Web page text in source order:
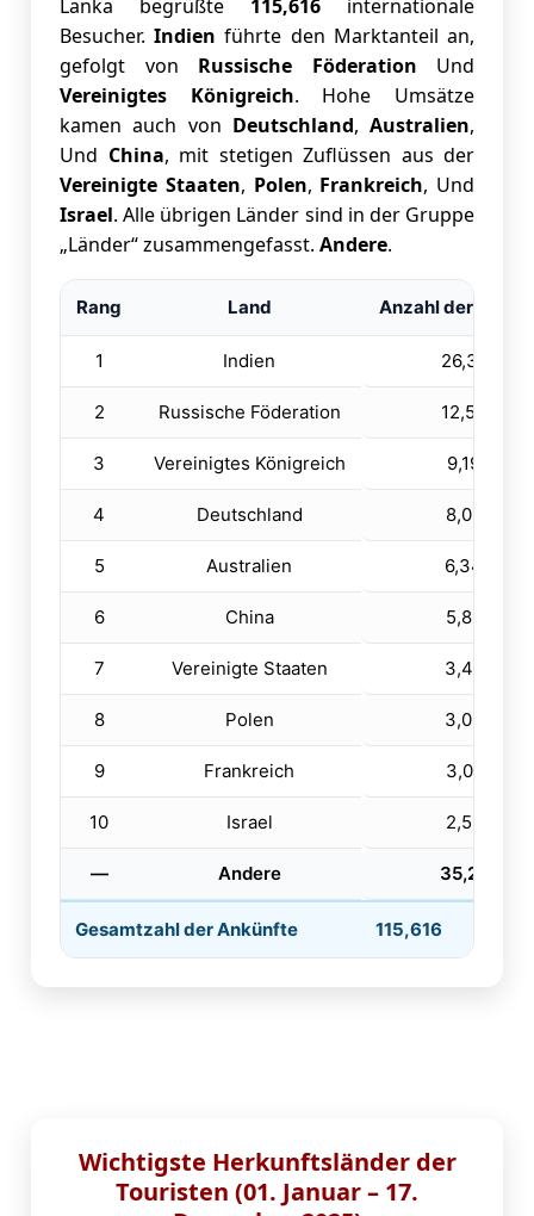
Lanka begrüßte 115,616 internationale
Besucher.Indien führte den Marktanteil an,
gefolgt von Russische Föderation Und
Vereinigtes Königreich. Hohe Umsätze
kamen auch von Deutschland, Australien,
Und China, mit stetigen Zuflüssen aus der
Vereinigte Staaten, Polen, Frankreich, Und
Israel. Alle übrigen Länder sind in der Gruppe
„Länder“ zusammengefasst. Andere.
Rang Land Anzahl der
1 Indien 26,301
2 Russische Föderation 12,506
3 Vereinigtes Königreich 9,197
4 Deutschland 8,096
5 Australien 6,345
6 China 5,882
7 Vereinigte Staaten 3,405
8 Polen 3,067
9 Frankreich 3,031
10 Israel 2,525
— Andere 35,261
Gesamtzahl der Ankünfte 115,616
Wichtigste Herkunftsländer der
Touristen (01. Januar – 17.